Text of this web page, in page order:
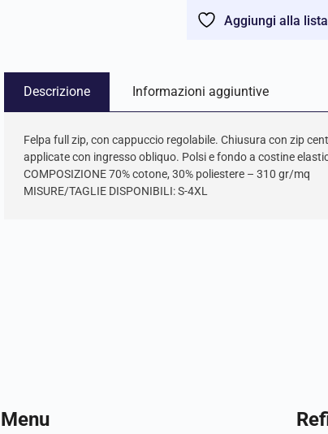
Aggiungi alla
Descrizione Informazioni aggiuntive
Felpa full zip, con cappuccio regolabile. Chiusura con zip
applicate con ingresso obliquo. Polsi e fondo a costine
COMPOSIZIONE 70% cotone, 30% poliestere – 310 gr/mq
MISURE/TAGLIE DISPONIBILI: S-4XL
Menu